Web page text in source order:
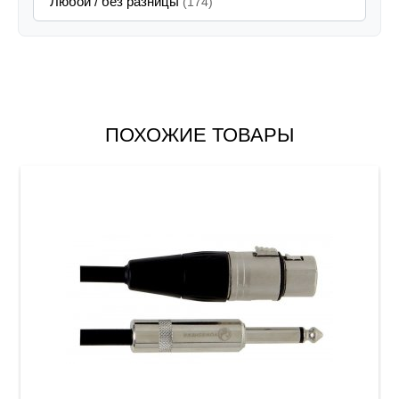
ПОХОЖИЕ ТОВАРЫ